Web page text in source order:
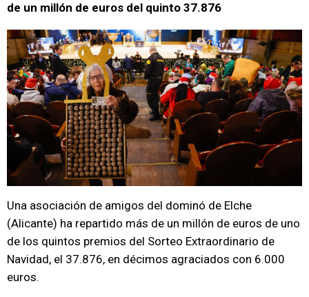
de un millón de euros del quinto 37.876
Una asociación de amigos del dominó de Elche
(Alicante) ha repartido más de un millón de euros de uno
de los quintos premios del Sorteo Extraordinario de
Navidad, el 37.876, en décimos agraciados con 6.000
euros.